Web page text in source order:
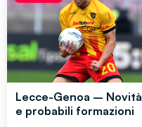
Lecce-Genoa – Novità
e probabili formazioni